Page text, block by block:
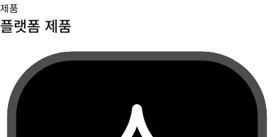
제품
플랫폼 제품